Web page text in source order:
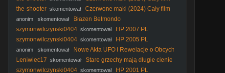
PL
the-shooter skomentował
Czerwone maki (2024) Cały film
anonim skomentował
Błazen Belmondo
szymonwilczynski0404 skomentował
HP 2007 PL
szymonwilczynski0404 skomentował HP 2005 PL
anonim skomentował
Nowe Akta UFO i Rewelacje o Obcych
Leniwiec17 skomentował
Stare grzechy mają długie cienie
(2014) Lektor PL
szymonwilczynski0404 skomentował HP 2001 PL